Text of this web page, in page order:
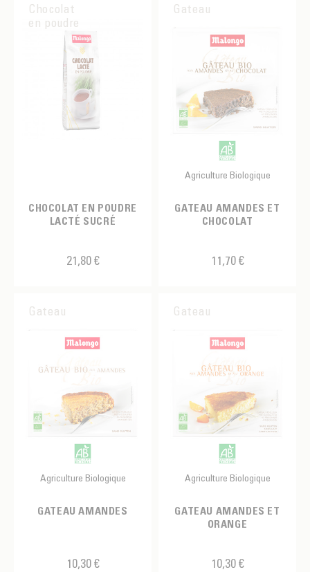
Turquoise
Rose
Speculoos
Chocolat
en poudre
CHOCOLAT EN POUDRE
LACTÉ SUCRÉ
21,80 €
Gateau
Agriculture Biologique
GATEAU AMANDES ET
CHOCOLAT
11,70 €
Gateau
Agriculture Biologique
GATEAU AMANDES
10,30 €
Gateau
Agriculture Biologique
GATEAU AMANDES ET
ORANGE
10,30 €